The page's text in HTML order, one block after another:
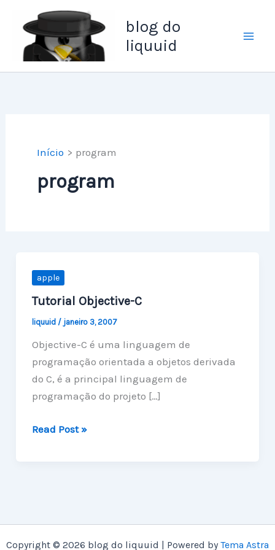
conteúdo
blog do
liquuid
Início program
program
apple
Tutorial Objective-C
liquuid / janeiro 3, 2007
Objective-C é uma linguagem de
programação orientada a objetos derivada
do C, é a principal linguagem de
programação do projeto […]
Tutorial
Read Post »
Copyright © 2026 blog do liquuid | Powered byTema Astra